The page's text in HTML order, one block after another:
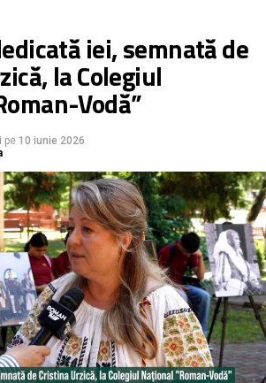
domeniile pe care le aleg.
iei, semnată de
la Colegiul
Vodă”
pe 10 iunie 2026